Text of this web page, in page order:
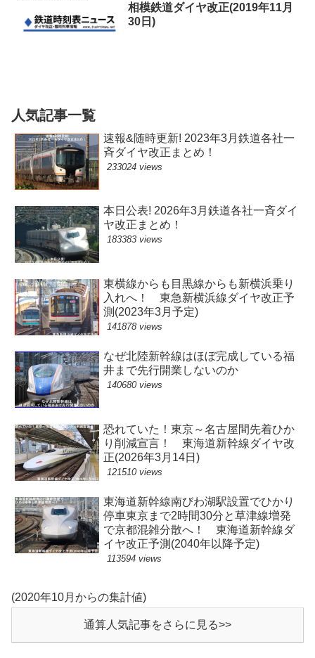
相模鉄道ダイヤ改正(2019年11月
30日)
人気記事一覧
速報&随時更新! 2023年3月鉄道各社一
斉ダイヤ改正まとめ！
233024 views
本日公表! 2026年3月鉄道各社一斉ダイ
ヤ改正まとめ！
183383 views
東横線からも目黒線からも新横浜乗り
入れへ！ 東急新横浜線ダイヤ改正予
測(2023年3月予定)
141878 views
なぜ北陸新幹線はほぼ完成している福
井まで先行開業しないのか
140680 views
恐れていた！東京～名古屋間先着ひか
り削減宣言！ 東海道新幹線ダイヤ改
正(2026年3月14日)
121510 views
東海道新幹線南びわ湖駅設置でひかり
停車東京まで2時間30分と草津線増発
で京都混雑分散へ！ 東海道新幹線ダ
イヤ改正予測(2040年以降予定)
113594 views
(2020年10月からの集計値)
通算人気記事をさらに見る>>